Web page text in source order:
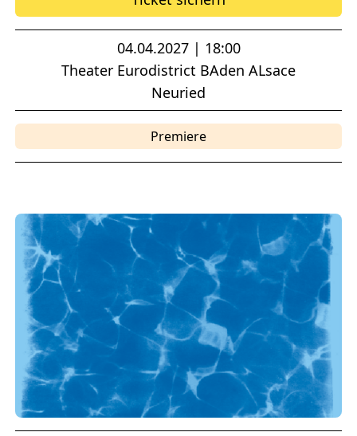
04.04.2027 | 18:00
Theater Eurodistrict BAden ALsace
Neuried
Premiere